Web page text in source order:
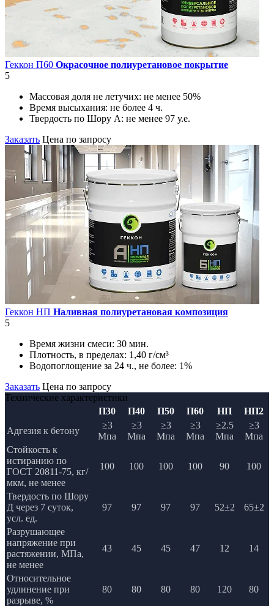
Геккон П60 Окрасочное полиуретановое покрытие
5
Массовая доля не летучих: не менее 50%
Время высыхания: не более 4 ч.
Твердость по Шору А: не менее 97 у.е.
Заказать Цена по запросу
Геккон НП Наливная полиуретановая композиция
5
Время жизни смеси: 30 мин.
Плотность, в пределах: 1,40 г/см³
Водопоглощение за 24 ч., не более: 1%
Заказать Цена по запросу
Технические характеристики
П30
П40 П50 П60 НП
НП2
Адгезия к бетону
≥3
Мпа
≥3
Мпа
≥3
Мпа
≥3
Мпа
≥2.5
Мпа
≥3
Мпа
Стойкость к
истиранию по
ГОСТ 20811-75, кг/
мкм, не менее
100 100 100 100 90 100
Твердость по Шору
Д через 7 суток,
усл. ед.
97 97 97 97 52±2 65±2
Разрушающее
напряжение при
растяжении, МПа,
не менее
43 45 45 47 12 14
Относительное
удлинение при
разрыве, %
80 80 80 80 120 80